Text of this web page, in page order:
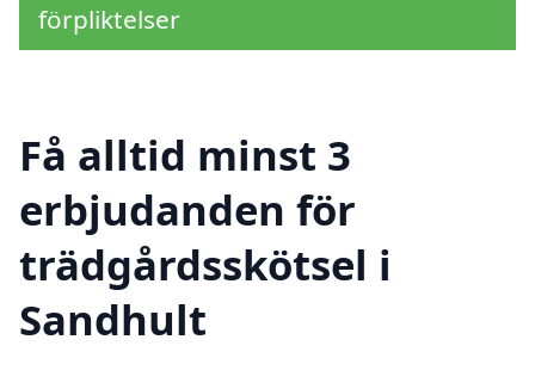
förpliktelser
Få alltid minst 3
erbjudanden för
trädgårdsskötsel i
Sandhult